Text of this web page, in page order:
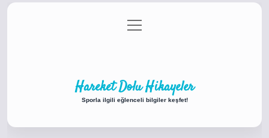
Gizlilik Politikası
menüyü
aç
Hareket Dolu Hikayeler
Sporla ilgili eğlenceli bilgiler keşfet!